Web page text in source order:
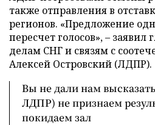
также отправления в
регионов. «Предложение
пересчет голосов», – заявил
делам СНГ и связям с
Алексей Островский (ЛДПР).
Вы не дали нам
ЛДПР) не признаем
покидаем зал